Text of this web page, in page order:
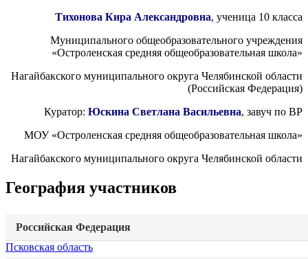
Тихонова Кира Александровна, ученица 10 класса
Муниципального общеобразовательного учреждения
«Остроленская средняя общеобразовательная школа»
Нагайбакского муниципального округа Челябинской области
(Российская Федерация)
Куратор: Юскина Светлана Васильевна, завуч по ВР
МОУ «Остроленская средняя общеобразовательная школа»
Нагайбакского муниципального округа Челябинской области
География участников
Российская Федерация
Псковская область